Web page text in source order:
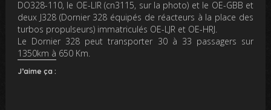
DO328-110, le OE-LIR (cn3115, sur la photo) et le OE-GBB et
deux J328 (Dornier 328 équipés de réacteurs à la place des
turbos propulseurs) immatriculés OE-LJR et OE-HRJ.
Le Dornier 328 peut transporter 30 à 33 passagers sur
1350km à 650 Km.
J’aime ça :